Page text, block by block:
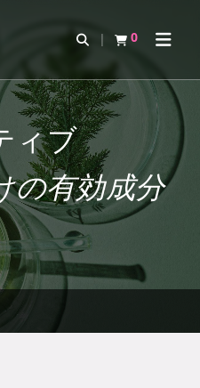
検索を開く
0
カートを確認す
ナビ
ィブ
の有効成分